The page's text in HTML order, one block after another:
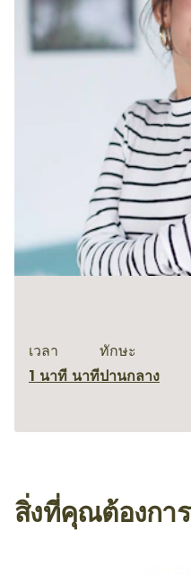
เวลา
1 นาที นาที
ทักษะ
ปานกลาง
สิ่งที่คุณต้องการ